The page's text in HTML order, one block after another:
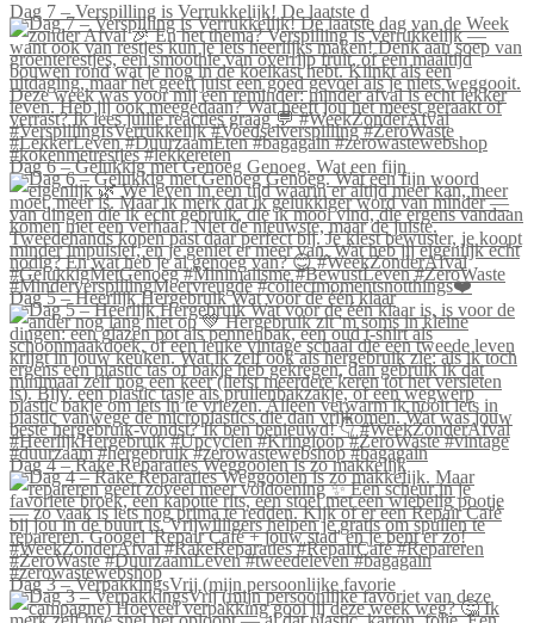
Dag 7 – Verspilling is Verrukkelijk! De laatste d
Dag 6 – Gelukkig met Genoeg Genoeg. Wat een fijn
Dag 5 – Heerlijk Hergebruik Wat voor de één klaar
Dag 4 – Rake Reparaties Weggooien is zo makkelijk
Dag 3 – VerpakkingsVrij (mijn persoonlijke favorie